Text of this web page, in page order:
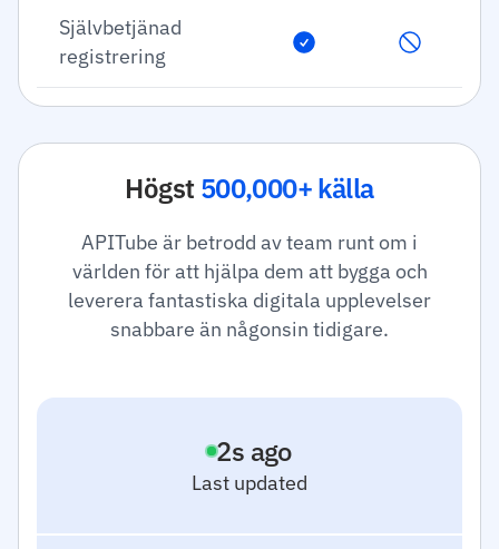
Självbetjänad
registrering
Högst 500,000+ källa
APITube är betrodd av team runt om i
världen för att hjälpa dem att bygga och
leverera fantastiska digitala upplevelser
snabbare än någonsin tidigare.
Last updated
3s ago